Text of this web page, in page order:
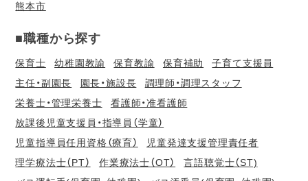
熊本市
■職種から探す
保育士 幼稚園教諭 保育教諭 保育補助
子育て支援員
主任・副園長
園長・施設長
調理師・調理スタッフ
栄養士・管理栄養士
看護師・准看護師
放課後児童支援員・指導員（学童）
児童指導員任用資格（療育）
児童発達支援管理責任者
理学療法士（PT）
作業療法士（OT）
言語聴覚士（ST)